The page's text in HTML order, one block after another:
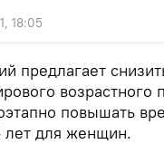
18:05
предлагает
возрастного
повышать
для женщин.